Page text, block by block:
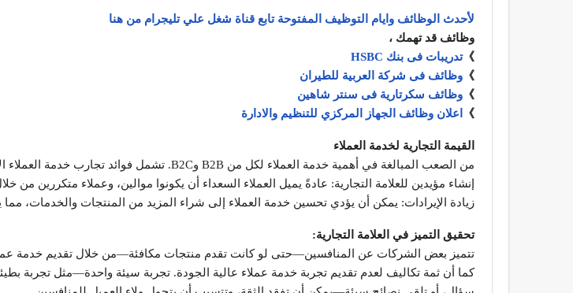
لأحدث الوظائف وايام التوظيف المفتوحة تابع قناة شغل علي تليجرام من هنا
وظائف قد تهمك ،
》تدريبات فى بنك HSBC
》 وظائف فى شركة العربية للطيران
》 وظائف سكرتارية فى سنتر شاهين
》
اعلان وظائف الجهاز المركزي للتنظيم والادارة
القيمة التجارية لخدمة العملاء
من الصعب المبالغة في أهمية خدمة العملاء لكل من B2B وB2C. تشمل فوائد تجارب خدمة العملاء الإيجابية ما يلي:
إنشاء مؤيدين للعلامة التجارية: عادةً يميل العملاء السعداء أن يكونوا موالين، وعملاء متكررين
زيادة الإيرادات: يمكن أن يؤدي تحسين خدمة العملاء إلى شراء المزيد من المنتجات والخدمات، مما
تحقيق التميز في العلامة التجارية:
تتميز بعض الشركات عن المنافسين—حتى لو كانت تقدم منتجات مكافئة—من خلال تقديم
كما أن ثمة تكاليف لعدم تقديم تجربة خدمة عملاء عالية الجودة. تجربة سيئة واحدة—مثل تجربة